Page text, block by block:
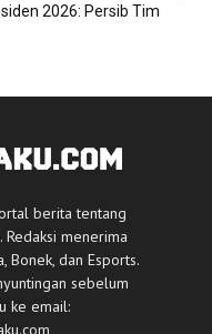
2026: Persib Tim
berita tentang
Redaksi menerima
Bonek, dan Esports.
sebelum
ke email: